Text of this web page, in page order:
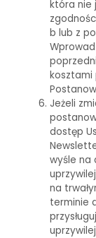
która nie
b lub z
kosztami
Jeżeli
dostęp
wyśle na
na
terminie